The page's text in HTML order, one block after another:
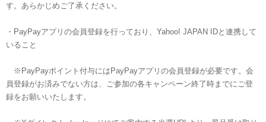
す。あらかじめご了承ください。
・PayPayアプリの会員登録を行っており、Yahoo! JAPAN IDと連携して
いること
※PayPayポイント付与にはPayPayアプリの会員登録が必要です。会
員登録がお済みでない方は、ご参加の各キャンペーン終了時までにご登
録をお願いいたします。